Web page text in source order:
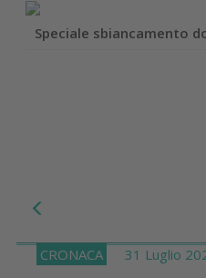
Speciale sbiancamento
CRONACA 31 Luglio